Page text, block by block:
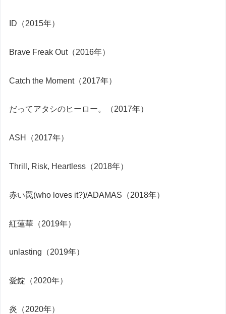
ID（2015年）
Brave Freak Out（2016年）
Catch the Moment（2017年）
だってアタシのヒーロー。（2017年）
ASH（2017年）
Thrill, Risk, Heartless（2018年）
赤い罠(who loves it?)/ADAMAS（2018年）
紅蓮華（2019年）
unlasting（2019年）
愛錠（2020年）
炎（2020年）